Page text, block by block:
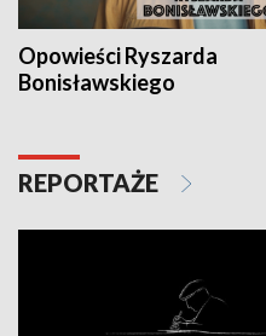
Opowieści Ryszarda
Bonisławskiego
REPORTAŻE